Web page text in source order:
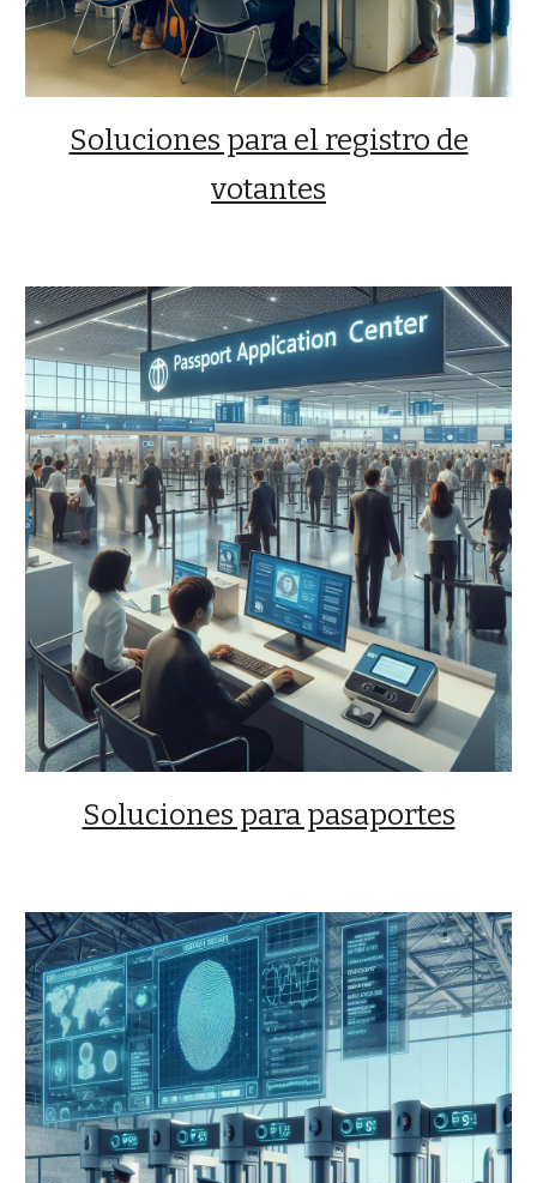
Soluciones para el registro de
votantes
Soluciones para pasaportes